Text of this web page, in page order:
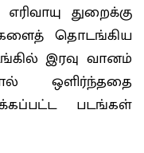
துறைக்கு
தொடங்கிய
இரவு வானம்
ஒளிர்ந்ததை
படங்கள்